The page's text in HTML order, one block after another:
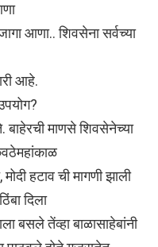
आणा.. शिवसेना सर्वच्या
आहे.
बाहेरची माणसे शिवसेनेच्या
हटाव ची मागणी झाली
दिला
बसले तेंव्हा बाळासाहेबांनी